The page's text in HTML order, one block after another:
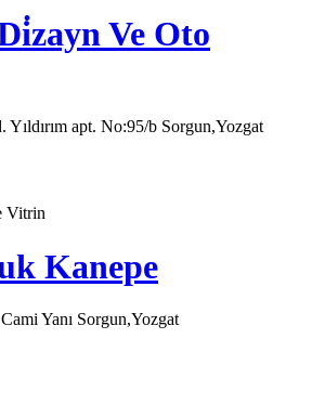
Ve Oto
Yıldırım apt. No:95/b Sorgun,Yozgat
Vitrin
Kanepe
Yanı Sorgun,Yozgat